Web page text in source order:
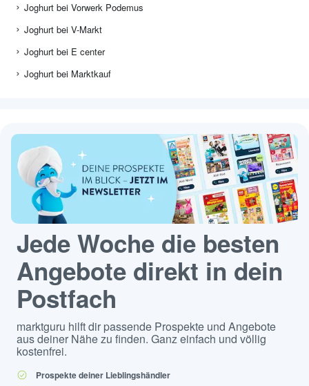
Joghurt bei Vorwerk Podemus
Joghurt bei V-Markt
Joghurt bei E center
Joghurt bei Marktkauf
Jede Woche die besten
Angebote direkt in dein
Postfach
marktguru hilft dir passende Prospekte und Angebote
aus deiner Nähe zu finden. Ganz einfach und völlig
kostenfrei.
Prospekte deiner Lieblingshändler